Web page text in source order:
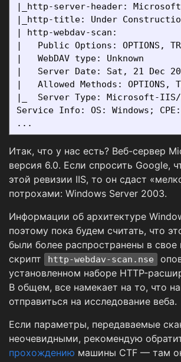
|_http-server-header:
|_http-title: Under
| http-webdav-scan:
|   Public Options: OPTIONS,
|   WebDAV type: Unknown
|   Server Date: Sat, 21 Dec
|   Allowed Methods: OPTIONS,
|_  Server Type: Microsoft-
Service Info: OS: Windows;
Итак, что у нас есть? Веб-сервер
версия 6.0. Если спросить Google,
этой ревизии IIS, то он сдаст
потрохами: Windows Server 2003.
Информации об архитектуре
поэтому пока будем считать, что
были более распространены в
скрипт
http-webdav-scan.nse
установленном наборе HTTP-
В общем, все намекает на то, что
отправиться на исследование веба.
Если параметры, передаваемые
неочевидными, рекомендую
прохождению машины CTF — там